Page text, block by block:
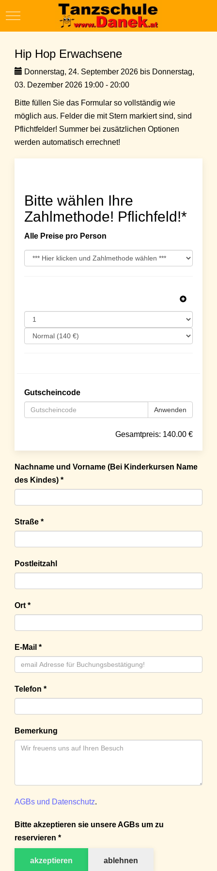
Mobile Menu Toggle
Hip Hop Erwachsene
Donnerstag, 24. September 2026 bis Donnerstag,
03. Dezember 2026 19:00 - 20:00
Bitte füllen Sie das Formular so vollständig wie
möglich aus. Felder die mit Stern markiert sind, sind
Pflichtfelder! Summer bei zusätzlichen Optionen
werden automatisch errechnet!
Bitte wählen Ihre
Zahlmethode! Pflichfeld!*
Alle Preise pro Person
Gutscheincode
Anwenden
Gesamtpreis: 140.00 €
Nachname und Vorname (Bei Kinderkursen Name
des Kindes) *
Straße *
Postleitzahl
Ort *
E-Mail *
Telefon *
Bemerkung
AGBs und Datenschutz.
Bitte akzeptieren sie unsere AGBs um zu
reservieren *
akzeptieren ablehnen